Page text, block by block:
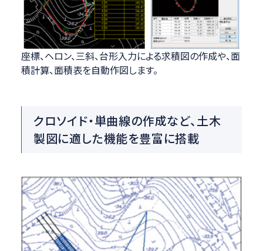
座標、ヘロン、三斜、台形入力による求積図の作成や、面
積計算、面積表を自動作図します。
クロソイド・単曲線の作成など、土木
製図に適した機能を豊富に搭載